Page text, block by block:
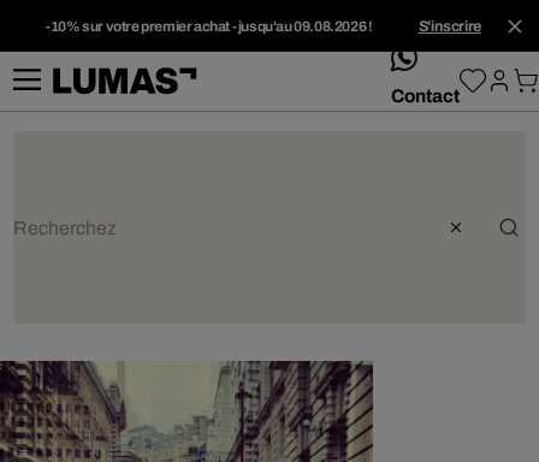
-10% sur votre premier achat - jusqu'au 09.08.2026 ! S'inscrire
whatsApp
Contact